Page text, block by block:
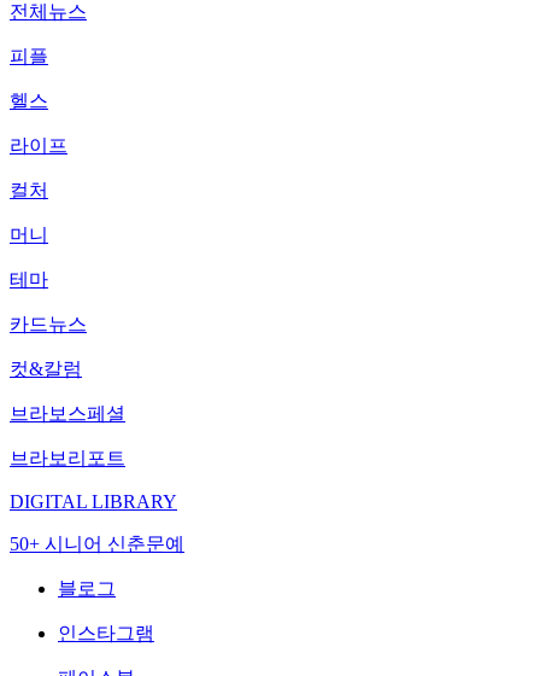
전체뉴스
피플
헬스
라이프
컬처
머니
테마
카드뉴스
컷&칼럼
브라보스페셜
브라보리포트
DIGITAL LIBRARY
50+ 시니어 신춘문예
블로그
인스타그램